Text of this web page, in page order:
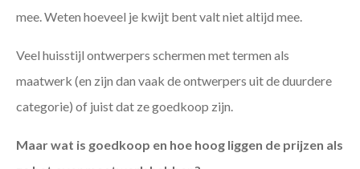
mee. Weten hoeveel je kwijt bent valt niet altijd mee.
Veel huisstijl ontwerpers schermen met termen als
maatwerk (en zijn dan vaak de ontwerpers uit de duurdere
categorie) of juist dat ze goedkoop zijn.
Maar wat is goedkoop en hoe hoog liggen de prijzen als